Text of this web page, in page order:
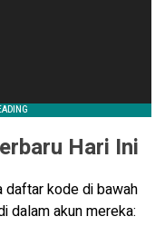
Hari Ini
daftar kode di bawah
dalam akun mereka: